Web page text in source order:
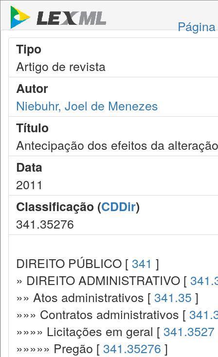
Tipo
Artigo de revista
Autor
Niebuhr, Joel de Menezes
Título
Antecipação dos efeitos da
Data
2011
Classificação (CDDir)
341.35276
DIREITO PÚBLICO [ 341 ]
» DIREITO ADMINISTRATIVO [
»» Atos administrativos [ 341.35 ]
»»» Contratos administrativos [
»»»» Licitações em geral [ 341.3527
»»»»» Pregão [ 341.35276 ]